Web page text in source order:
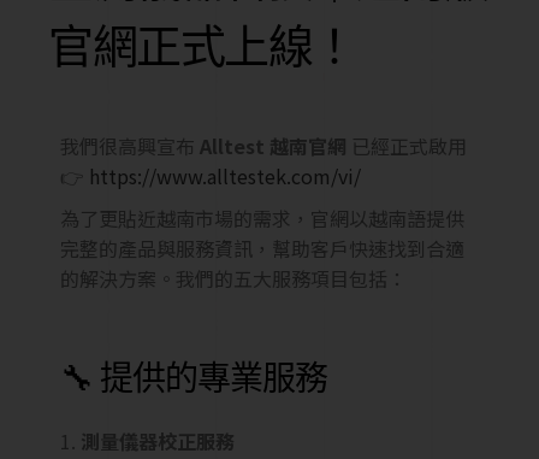
官網正式上線！
我們很高興宣布Alltest 越南官網 已經正式啟用
👉 https://www.alltestek.com/vi/
為了更貼近越南市場的需求，官網以越南語提供
完整的產品與服務資訊，幫助客戶快速找到合適
的解決方案。我們的五大服務項目包括：
🔧 提供的專業服務
測量儀器校正服務